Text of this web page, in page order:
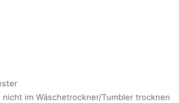
im Wäschetrockner/Tumbler trocknen